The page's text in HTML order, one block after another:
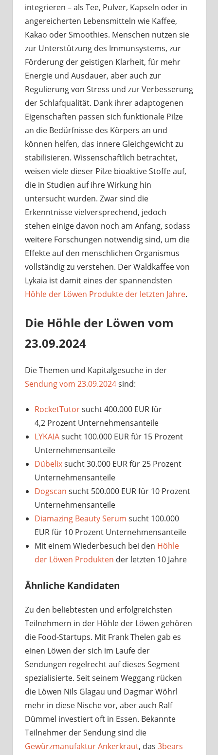
integrieren – als Tee, Pulver, Kapseln oder in
angereicherten Lebensmitteln wie Kaffee,
Kakao oder Smoothies. Menschen nutzen sie
zur Unterstützung des Immunsystems, zur
Förderung der geistigen Klarheit, für mehr
Energie und Ausdauer, aber auch zur
Regulierung von Stress und zur Verbesserung
der Schlafqualität. Dank ihrer adaptogenen
Eigenschaften passen sich funktionale Pilze
an die Bedürfnisse des Körpers an und
können helfen, das innere Gleichgewicht zu
stabilisieren. Wissenschaftlich betrachtet,
weisen viele dieser Pilze bioaktive Stoffe auf,
die in Studien auf ihre Wirkung hin
untersucht wurden. Zwar sind die
Erkenntnisse vielversprechend, jedoch
stehen einige davon noch am Anfang, sodass
weitere Forschungen notwendig sind, um die
Effekte auf den menschlichen Organismus
vollständig zu verstehen. Der Waldkaffee von
Lykaia ist damit eines der spannendsten
Höhle der Löwen Produkte der letzten Jahre.
Die Höhle der Löwen vom
23.09.2024
Die Themen und Kapitalgesuche in der
Sendung vom 23.09.2024sind:
RocketTutorsucht 400.000 EUR für
4,2 Prozent Unternehmensanteile
LYKAIAsucht 100.000 EUR für 15 Prozent
Unternehmensanteile
Dübelixsucht 30.000 EUR für 25 Prozent
Unternehmensanteile
Dogscan sucht 500.000 EUR für 10 Prozent
Unternehmensanteile
Diamazing Beauty Serum sucht 100.000
EUR für 10 Prozent Unternehmensanteile
Mit einem Wiederbesuch bei den Höhle
der Löwen Produkten der letzten 10 Jahre
Ähnliche Kandidaten
Zu den beliebtesten und erfolgreichsten
Teilnehmern in der Höhle der Löwen gehören
die Food-Startups. Mit Frank Thelen gab es
einen Löwen der sich im Laufe der
Sendungen regelrecht auf dieses Segment
spezialisierte. Seit seinem Weggang rücken
die Löwen Nils Glagau und Dagmar Wöhrl
mehr in diese Nische vor, aber auch Ralf
Dümmel investiert oft in Essen. Bekannte
Teilnehmer der Sendung sind die
Gewürzmanufaktur Ankerkraut, das 3bears